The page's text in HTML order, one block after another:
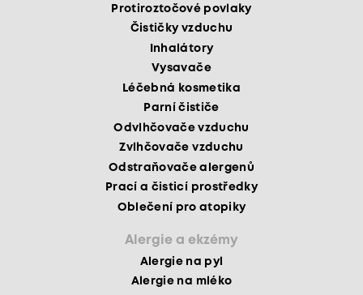
Protiroztočové povlaky
Čističky vzduchu
Inhalátory
Vysavače
Léčebná kosmetika
Parní čističe
Odvlhčovače vzduchu
Zvlhčovače vzduchu
Odstraňovače alergenů
Prací a čisticí prostředky
Oblečení pro atopiky
Alergie a ekzémy
Alergie na pyl
Alergie na mléko